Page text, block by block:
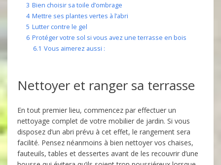
3 Bien choisir sa toile d’ombrage
4 Mettre ses plantes vertes à l’abri
5 Lutter contre le gel
6 Protéger votre sol si vous avez une terrasse en bois
6.1 Vous aimerez aussi :
Nettoyer et ranger sa terrasse
En tout premier lieu, commencez par effectuer un
nettoyage complet de votre mobilier de jardin. Si vous
disposez d’un abri prévu à cet effet, le rangement sera
facilité. Pensez néanmoins à bien nettoyer vos chaises,
fauteuils, tables et dessertes avant de les recouvrir d’une